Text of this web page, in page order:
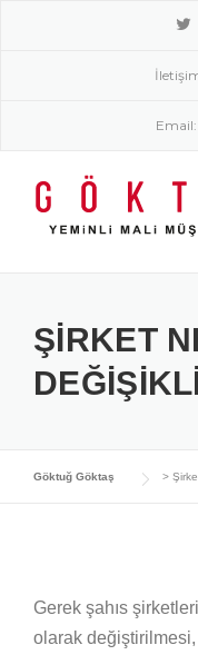
Email:
ŞIRKET
Göktuğ Göktaş >
Gerek şahıs
olarak